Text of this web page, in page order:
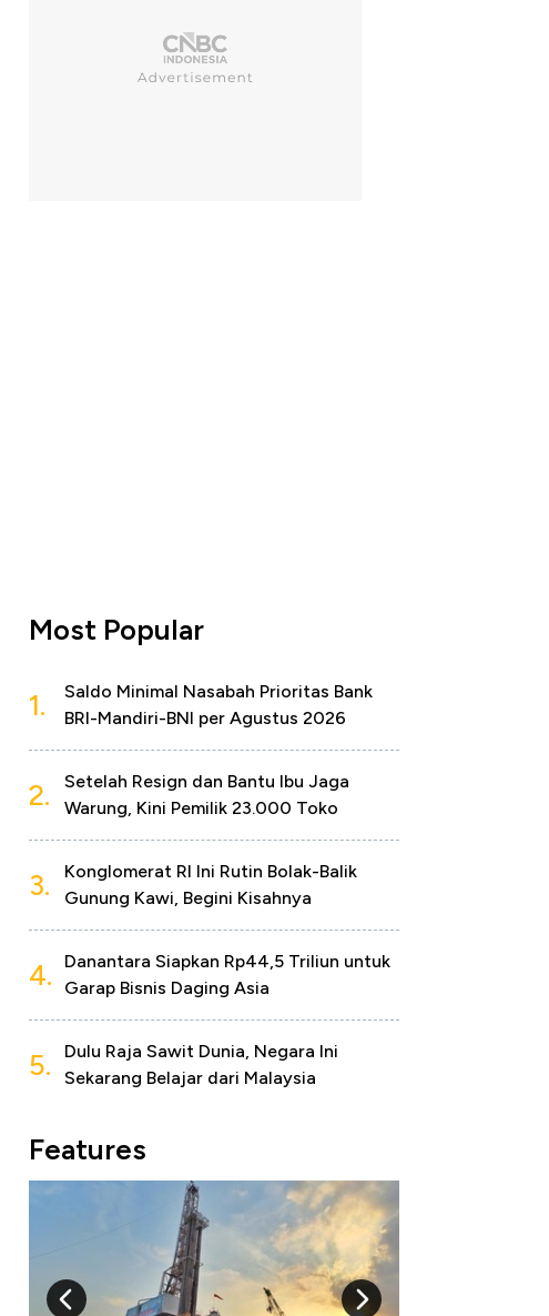
Most Popular
1.
Saldo Minimal Nasabah Prioritas Bank
BRI-Mandiri-BNI per Agustus 2026
2.
Setelah Resign dan Bantu Ibu Jaga
Warung, Kini Pemilik 23.000 Toko
3.
Konglomerat RI Ini Rutin Bolak-Balik
Gunung Kawi, Begini Kisahnya
4.
Danantara Siapkan Rp44,5 Triliun untuk
Garap Bisnis Daging Asia
5.
Dulu Raja Sawit Dunia, Negara Ini
Sekarang Belajar dari Malaysia
Features